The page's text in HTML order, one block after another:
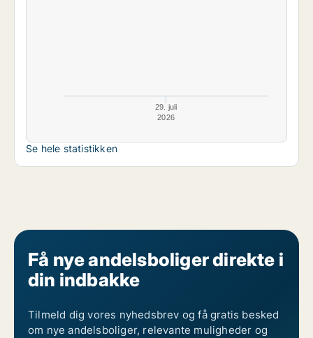
29. juli
2026
Se hele statistikken
Få nye andelsboliger direkte i
din indbakke
Tilmeld dig vores nyhedsbrev og få gratis besked
om nye andelsboliger, relevante muligheder og